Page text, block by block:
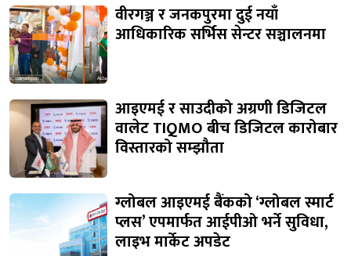
वीरगञ्ज र जनकपुरमा दुई नयाँ
आधिकारिक सर्भिस सेन्टर सञ्चालनमा
आइएमई र साउदीको अग्रणी डिजिटल
वालेट TIQMO बीच डिजिटल कारोबार
विस्तारको सम्झौता
ग्लोबल आइएमई बैंकको ‘ग्लोबल स्मार्ट
प्लस’ एपमार्फत आईपीओ भर्ने सुविधा,
लाइभ मार्केट अपडेट